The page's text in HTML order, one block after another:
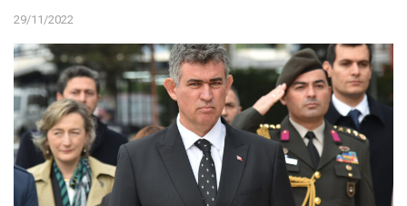
29/11/2022